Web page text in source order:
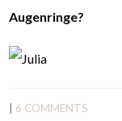
Augenringe?
6 COMMENTS